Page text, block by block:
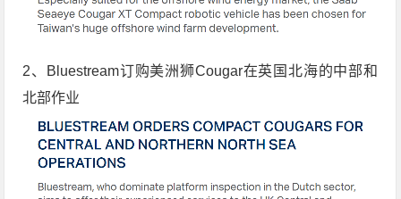
2、Bluestream订购美洲狮Cougar在英国北海的中部和
北部作业